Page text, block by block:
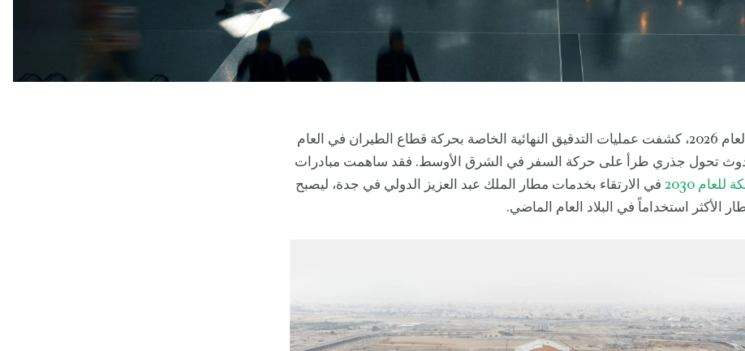
مع حلول العام 2026، كشفت عمليات التدقيق النهائية الخاصة بحركة قطاع الطيران في العام
تحول جذري طرأ على حركة السفر في الشرق الأوسط. فقد ساهمت مبادرات
2030
في الارتقاء بخدمات مطار الملك عبد العزيز الدولي في جدة، ليصبح
الأكثر استخداماً في البلاد العام الماضي.